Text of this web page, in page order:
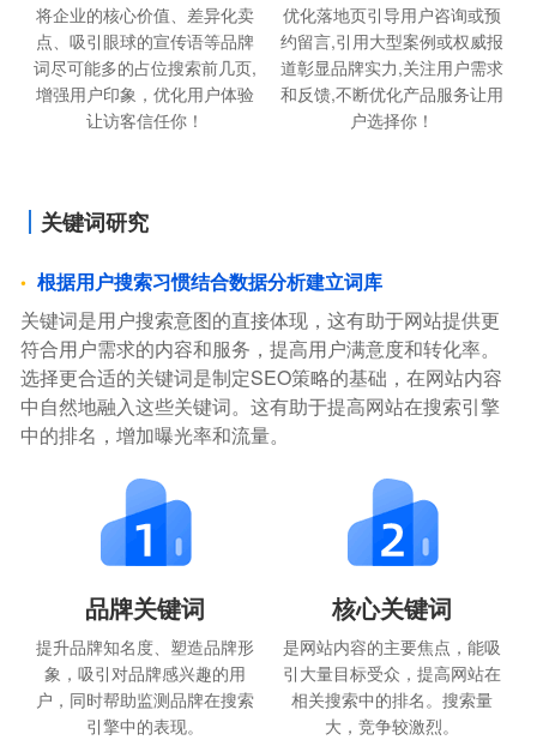
将企业的核心价值、差异化卖
点、吸引眼球的宣传语等品牌
词尽可能多的占位搜索前几页,
增强用户印象，优化用户体验
让访客信任你！
优化落地页引导用户咨询或预
约留言,引用大型案例或权威报
道彰显品牌实力,关注用户需求
和反馈,不断优化产品服务让用
户选择你！
关键词研究
根据用户搜索习惯结合数据分析建立词库
关键词是用户搜索意图的直接体现，这有助于网站提供更
符合用户需求的内容和服务，提高用户满意度和转化率。
选择更合适的关键词是制定SEO策略的基础，在网站内容
中自然地融入这些关键词。这有助于提高网站在搜索引擎
中的排名，增加曝光率和流量。
品牌关键词
提升品牌知名度、塑造品牌形
象，吸引对品牌感兴趣的用
户，同时帮助监测品牌在搜索
引擎中的表现。
核心关键词
是网站内容的主要焦点，能吸
引大量目标受众，提高网站在
相关搜索中的排名。搜索量
大，竞争较激烈。